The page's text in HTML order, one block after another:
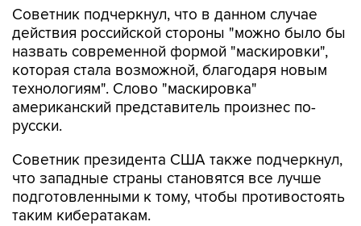
Советник подчеркнул, что в данном случае
действия российской стороны "можно было бы
назвать современной формой "маскировки",
которая стала возможной, благодаря новым
технологиям". Слово "маскировка"
американский представитель произнес по-
русски.
Советник президента США также подчеркнул,
что западные страны становятся все лучше
подготовленными к тому, чтобы противостоять
таким кибератакам.